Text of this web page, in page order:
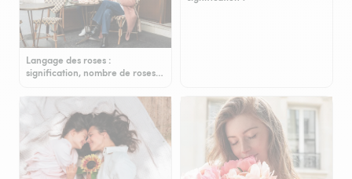
Langage des roses :
signification, nombre de roses…